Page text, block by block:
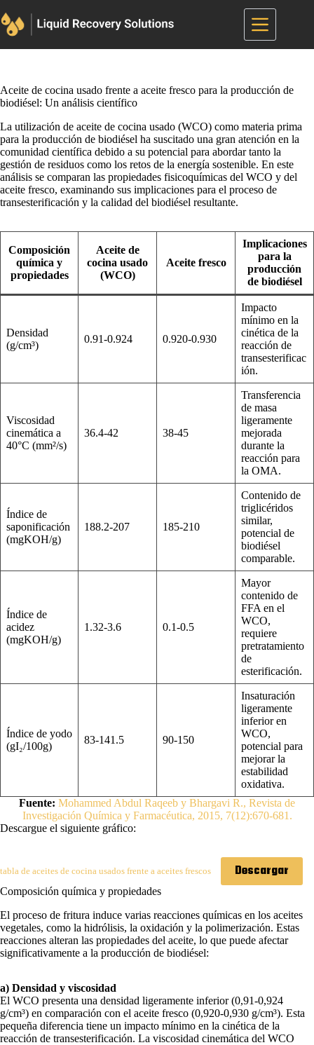
al
contenido
Aceite de cocina usado frente a aceite fresco para la producción de
biodiésel: Un análisis científico
La utilización de aceite de cocina usado (WCO) como materia prima
para la producción de biodiésel ha suscitado una gran atención en la
comunidad científica debido a su potencial para abordar tanto la
gestión de residuos como los retos de la energía sostenible. En este
análisis se comparan las propiedades fisicoquímicas del WCO y del
aceite fresco, examinando sus implicaciones para el proceso de
transesterificación y la calidad del biodiésel resultante.
Composición
química y
propiedades
Aceite de
cocina usado
(WCO)
Aceite fresco
Implicaciones
para la
producción
de biodiésel
Densidad
(g/cm³)
0.91-0.924 0.920-0.930
Impacto
mínimo en la
cinética de la
reacción de
transesterificac
ión.
Viscosidad
cinemática a
40°C (mm²/s)
36.4-42 38-45
Transferencia
de masa
ligeramente
mejorada
durante la
reacción para
la OMA.
Índice de
saponificación
(mgKOH/g)
188.2-207 185-210
Contenido de
triglicéridos
similar,
potencial de
biodiésel
comparable.
Índice de
acidez
(mgKOH/g)
1.32-3.6 0.1-0.5
Mayor
contenido de
FFA en el
WCO,
requiere
pretratamiento
de
esterificación.
Índice de yodo
(gI₂/100g)
83-141.5 90-150
Insaturación
ligeramente
inferior en
WCO,
potencial para
mejorar la
estabilidad
oxidativa.
Fuente: Mohammed Abdul Raqeeb y Bhargavi R., Revista de
Investigación Química y Farmacéutica, 2015, 7(12):670-681.
Descargue el siguiente gráfico:
tabla de aceites de cocina usados frente a aceites frescos Descargar
Composición química y propiedades
El proceso de fritura induce varias reacciones químicas en los aceites
vegetales, como la hidrólisis, la oxidación y la polimerización. Estas
reacciones alteran las propiedades del aceite, lo que puede afectar
significativamente a la producción de biodiésel:
a) Densidad y viscosidad
El WCO presenta una densidad ligeramente inferior (0,91-0,924
g/cm³) en comparación con el aceite fresco (0,920-0,930 g/cm³). Esta
pequeña diferencia tiene un impacto mínimo en la cinética de la
reacción de transesterificación. La viscosidad cinemática del WCO